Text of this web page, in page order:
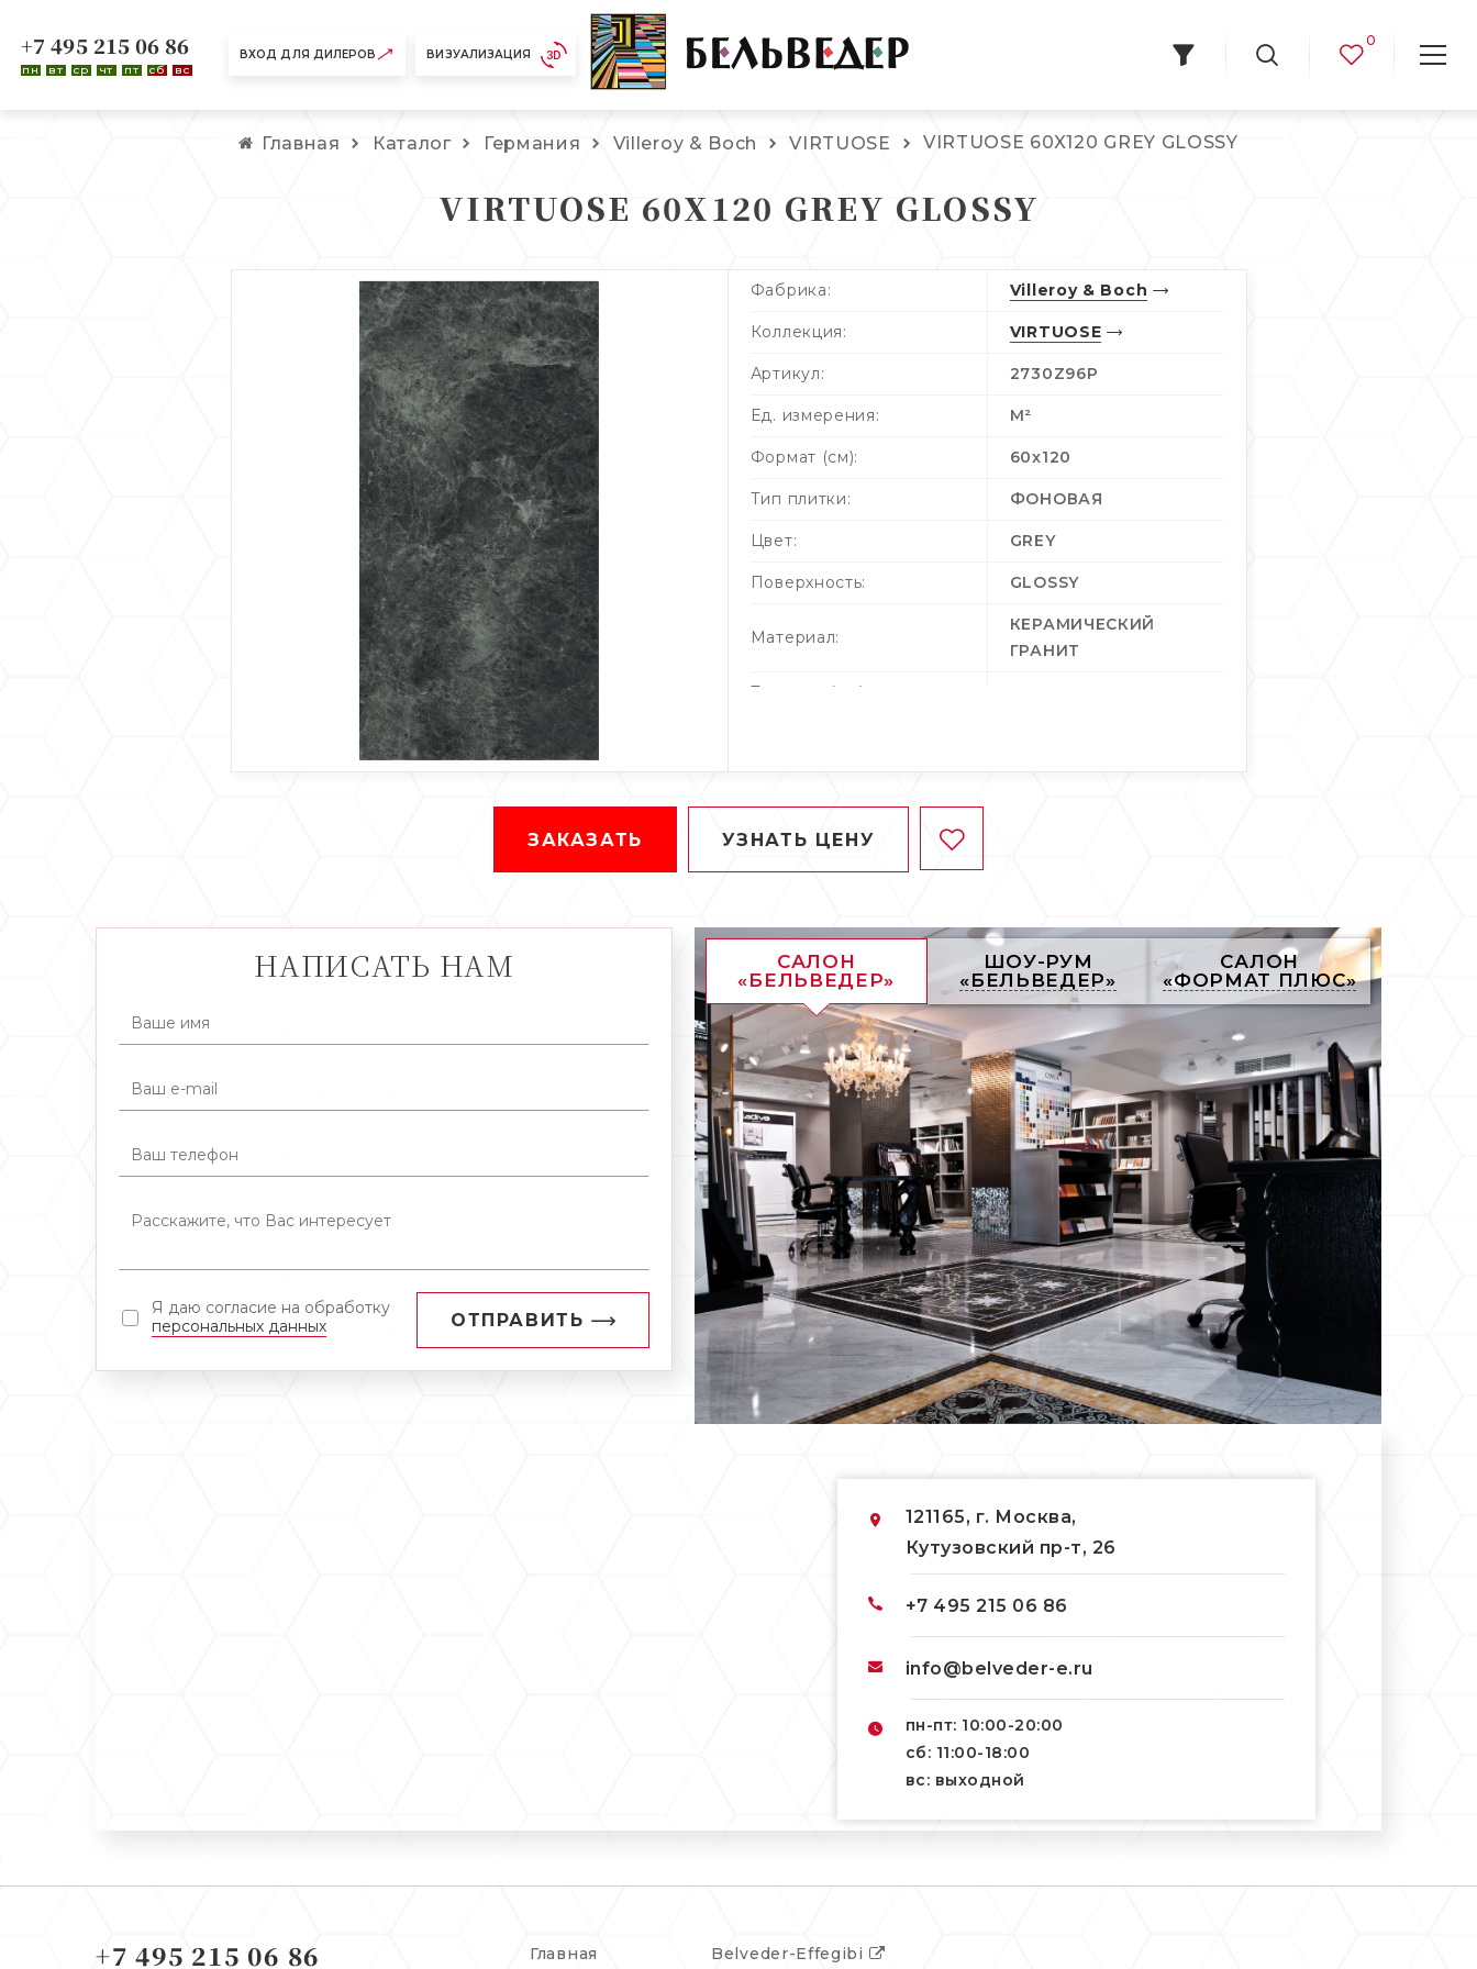
ВХОД ДЛЯ ДИЛЕРОВ ВИЗУАЛИЗАЦИЯ
+7 495 215 06 86
пн вт ср чт пт сб вс
0
Главная Каталог Германия Villeroy & Boch VIRTUOSE VIRTUOSE 60X120 GREY GLOSSY
VIRTUOSE 60X120 GREY GLOSSY
Фабрика: Villeroy & Boch
Коллекция: VIRTUOSE
Артикул: 2730Z96P
Ед. измерения: М²
Формат (см): 60x120
Тип плитки: ФОНОВАЯ
Цвет: GREY
Поверхность: GLOSSY
Материал:
КЕРАМИЧЕСКИЙ
ГРАНИТ
Толщина (мм):
ЗАКАЗАТЬ УЗНАТЬ ЦЕНУ
НАПИСАТЬ НАМ
Я даю согласие на обработку
персональных данных
ОТПРАВИТЬ
САЛОН
«БЕЛЬВЕДЕР»
ШОУ-РУМ
«БЕЛЬВЕДЕР»
САЛОН
«ФОРМАТ ПЛЮС»
121165, г. Москва,
Кутузовский пр-т, 26
+7 495 215 06 86
info@belveder-e.ru
пн-пт: 10:00-20:00
сб: 11:00-18:00
вс: выходной
+7 495 215 06 86 Главная Belveder-Effegibi